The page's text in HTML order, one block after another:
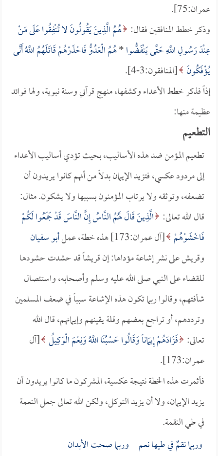
عمران:75].
وذكر خطط المنافقين فقال: هُمُ الَّذِينَ يَقُولُونَ لا تُنْفِقُوا عَلَى مَنْ
عِنْدَ رَسُولِ اللَّهِ حَتَّى يَنْفَضُّوا*هُمُ الْعَدُوُّ فَاحْذَرْهُمْ قَاتَلَهُمُ اللَّهُ أَنَّى
يُؤْفَكُونَ [المنافقون:3-4].
إذاً فذكر خطط الأعداء وكشفها، منهج قرآني وسنة نبوية، ولها فوائد
عظيمة منها:
التطعيم
تطعيم المؤمن ضد هذه الأساليب، بحيث تؤدي أساليب الأعداء
إلى مردود عكسي، فتزيد الإيمان بدلاً من أنهم كانوا يريدون أن
تضعفه، وتوثقه ولا يرتاب المؤمنون بسببها ولا يشكون. مثال:
قال الله تعالى: الَّذِينَ قَالَ لَهُمُ النَّاسُ إِنَّ النَّاسَ قَدْ جَمَعُوا لَكُمْ
فَاخْشَوْهُمْ [آل عمران:173] هذه خطة، عمل
أبو سفيان
وقريش على نشر إشاعة مؤداها: إن قريشاً قد حشدت حشودها
للقضاء على النبي صلى الله عليه وسلم وأصحابه، واستئصال
شأفتهم، وقالوا ربما تكون هذه الإشاعة سبباً في ضعف المسلمين
وترددهم، أو تراجع بعضهم وقلة يقينهم وإيمانهم، قال الله
تعالى: فَزَادَهُمْ إِيمَاناً وَقَالُوا حَسْبُنَا اللَّهُ وَنِعْمَ الْوَكِيلُ [آل
عمران:173].
فأثمرت هذه الخطة نتيجة عكسية، المشركون ما كانوا يريدون أن
يزيد الإيمان، ولا أن يزيد التوكل، ولكن الله تعالى جعل النعمة
في طي النقمة.
وربما نقمٌ في طيها نعم وربما صحت الأبدان